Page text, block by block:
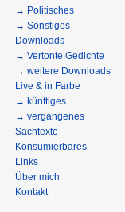
→ Politisches
→ Sonstiges
Downloads
→ Vertonte Gedichte
→ weitere Downloads
Live & in Farbe
→ künftiges
→ vergangenes
Sachtexte
Konsumierbares
Links
Über mich
Kontakt